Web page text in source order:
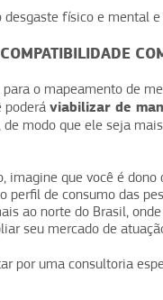
desgaste físico e mental
para o mapeamento de
poderá viabilizar de
, de modo que ele seja
imagine que você é
perfil de consumo das
ao norte do Brasil,
seu mercado de
por uma consultoria